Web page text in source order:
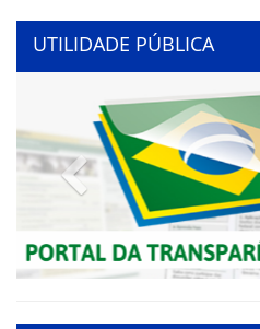
UTILIDADE PÚBLICA
Previous